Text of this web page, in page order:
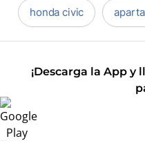
honda civic
¡Descarga la App y